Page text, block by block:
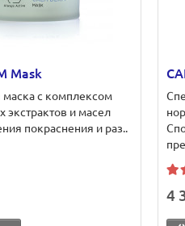
Mask
с комплексом
экстрактов и масел
покраснения и раз..
4